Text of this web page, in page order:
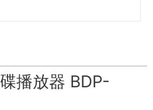
播放器 BDP-